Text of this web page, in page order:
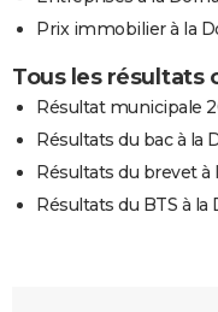
Prix immobilier à la
Tous les résultats
Résultat municipale
Résultats du bac à la
Résultats du brevet à
Résultats du BTS à la